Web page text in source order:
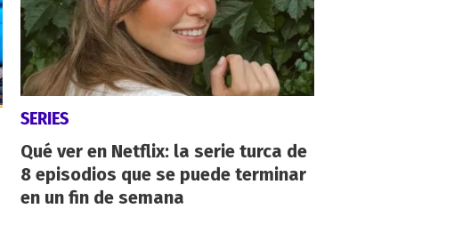
SERIES
Qué ver en Netflix: la serie turca de
8 episodios que se puede terminar
en un fin de semana